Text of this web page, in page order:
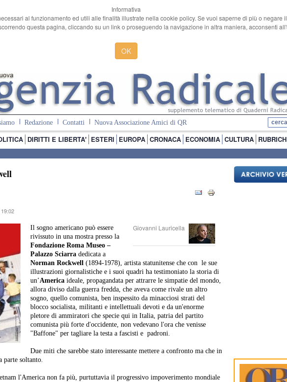
Informativa
al funzionamento ed utili alle finalità illustrate nella cookie policy. Se vuoi saperne di più o negare
questa pagina, cliccando su un link o proseguendo la navigazione in altra maniera, acconsenti
OK
Redazione Contatti Nuova Associazione Amici di QR
DIRITTI E LIBERTA' ESTERI EUROPA CRONACA ECONOMIA CULTURA
Giovanni Lauricella
Il sogno americano può essere
rivissuto in una mostra presso la
Fondazione Roma Museo –
Palazzo Sciarra dedicata a
Norman Rockwell (1894-1978), artista statunitense che con le sue
illustrazioni giornalistiche e i suoi quadri ha testimoniato la storia di
un’America ideale, propagandata per attrarre le simpatie del mondo,
allora diviso dalla guerra fredda, che aveva come rivale un altro
sogno, quello comunista, ben inspessito da minacciosi strati del
blocco socialista, militanti e intellettuali devoti e da un'enorme
pletore di ammiratori che specie qui in Italia, patria del partito
comunista più forte d'occidente, non vedevano l'ora che venisse
"Baffone" per tagliare la testa a fascisti e padroni.
Due miti che sarebbe stato interessante mettere a confronto ma che in
parte soltanto.
l'America non fa più, purtuttavia il progressivo impoverimento mondiale